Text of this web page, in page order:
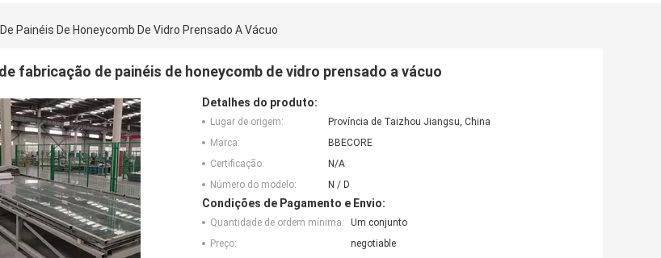
Painéis De Honeycomb De Vidro Prensado A Vácuo
fabricação de painéis de honeycomb de vidro prensado a vácuo
Detalhes do produto:
Lugar de origem:
Província de Taizhou Jiangsu, China
Marca:
BBECORE
Certificação:
N/A
Número do modelo:
N / D
Condições de Pagamento e Envio:
Quantidade de ordem mínima:
Um conjunto
Preço:
negotiable